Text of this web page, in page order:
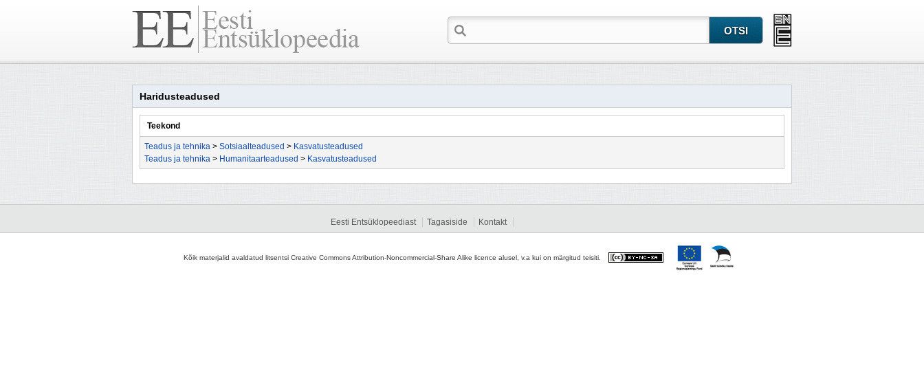
Haridusteadused
Teekond
Teadus ja tehnika > Sotsiaalteadused > Kasvatusteadused
Teadus ja tehnika > Humanitaarteadused > Kasvatusteadused
Eesti Entsüklopeediast Tagasiside Kontakt
Kõik materjalid avaldatud litsentsi Creative Commons Attribution-Noncommercial-Share Alike licence alusel, v.a kui on märgitud teisiti.